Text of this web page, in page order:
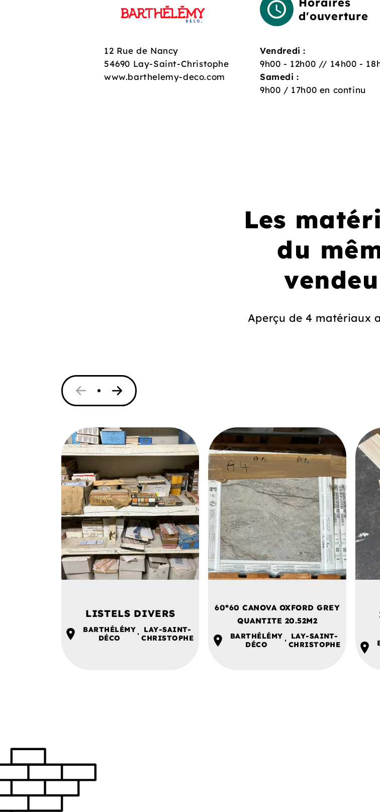
12 Rue de Nancy
54690 Lay-Saint-Christophe
www.barthelemy-deco.com
d'ouverture
Vendredi :
9h00 - 12h00 // 14h00 -
Samedi :
9h00 / 17h00 en continu
Les
du
Aperçu de 4 matériaux
LISTELS DIVERS
BARTHÉLÉMY
DÉCO
LAY-SAINT-
CHRISTOPHE
60*60 CANOVA OXFORD GREY
QUANTITE 20.52M2
BARTHÉLÉMY
DÉCO
LAY-SAINT-
CHRISTOPHE